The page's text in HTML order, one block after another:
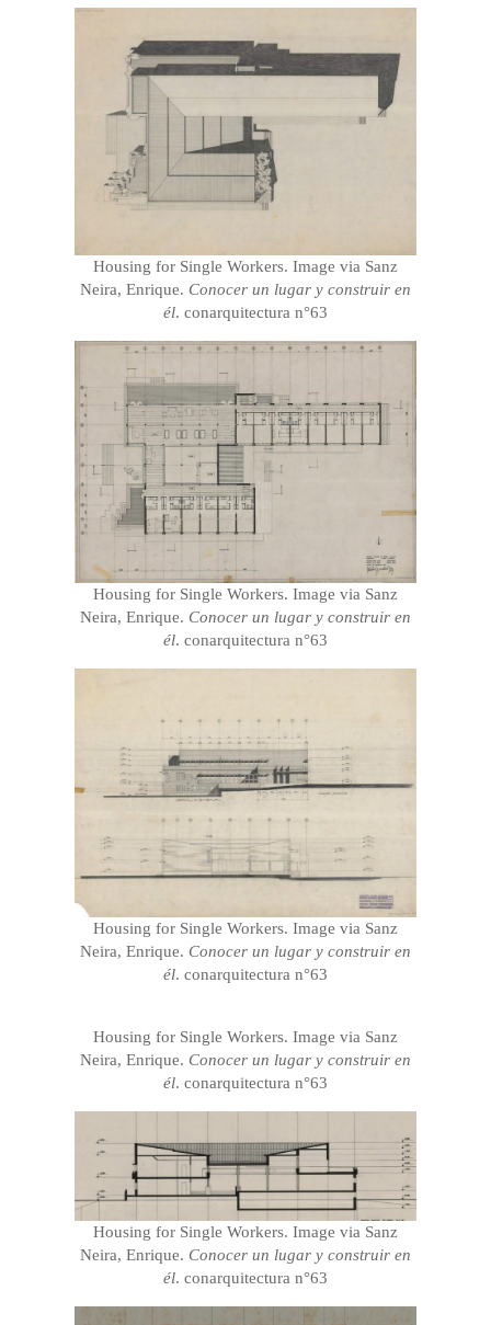
Housing for Single Workers. Image via Sanz
Neira, Enrique. Conocer un lugar y construir en
él. conarquitectura n°63
Housing for Single Workers. Image via Sanz
Neira, Enrique. Conocer un lugar y construir en
él. conarquitectura n°63
Housing for Single Workers. Image via Sanz
Neira, Enrique. Conocer un lugar y construir en
él. conarquitectura n°63
Housing for Single Workers. Image via Sanz
Neira, Enrique. Conocer un lugar y construir en
él. conarquitectura n°63
Housing for Single Workers. Image via Sanz
Neira, Enrique. Conocer un lugar y construir en
él. conarquitectura n°63